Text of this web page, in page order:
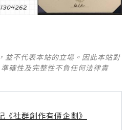
並不代表本站的立場。因此本站對
確性及完整性不負任何法律責
《社群創作有價企劃》